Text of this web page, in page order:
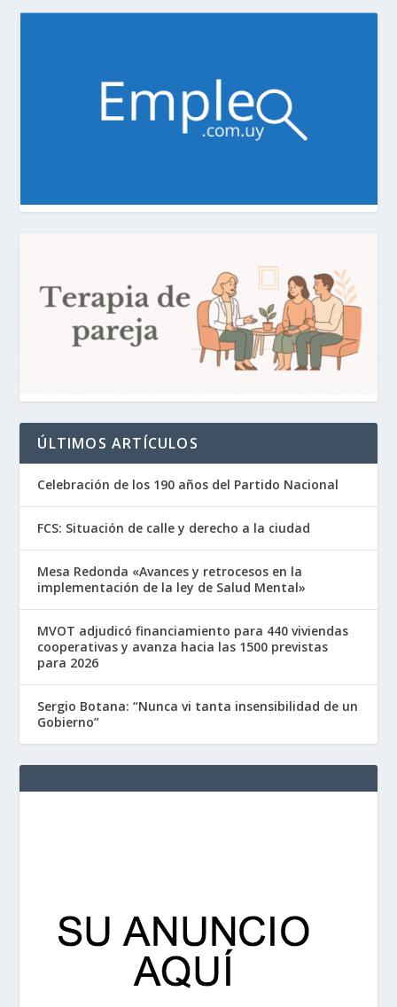
ÚLTIMOS ARTÍCULOS
Celebración de los 190 años del Partido Nacional
FCS: Situación de calle y derecho a la ciudad
Mesa Redonda «Avances y retrocesos en la
implementación de la ley de Salud Mental»
MVOT adjudicó financiamiento para 440 viviendas
cooperativas y avanza hacia las 1500 previstas
para 2026
Sergio Botana: “Nunca vi tanta insensibilidad de un
Gobierno”